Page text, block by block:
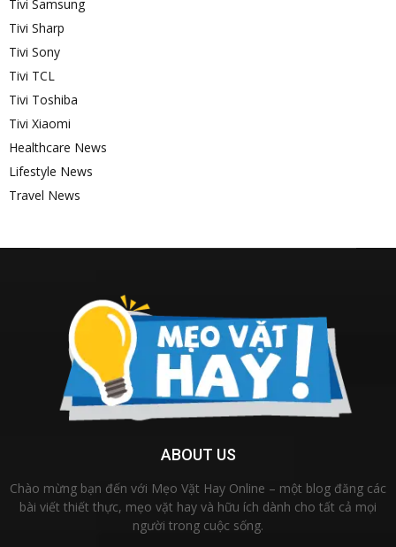
Tivi Samsung
Tivi Sharp
Tivi Sony
Tivi TCL
Tivi Toshiba
Tivi Xiaomi
Healthcare News
Lifestyle News
Travel News
ABOUT US
Chào mừng bạn đến với Mẹo Vặt Hay Online – một blog đăng các
bài viết thiết thực, mẹo vặt hay và hữu ích dành cho tất cả mọi
người trong cuộc sống.